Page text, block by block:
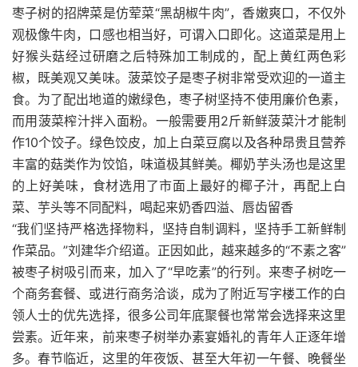
枣子树的招牌菜是仿荤菜“黑胡椒牛肉”，香嫩爽口，不仅外
观极像牛肉，口感也相当好，可谓入口即化。这道菜是用上
好猴头菇经过研磨之后特殊加工制成的，配上黄红两色彩
椒，既美观又美味。菠菜饺子是枣子树非常受欢迎的一道主
食。为了配出地道的嫩绿色，枣子树坚持不使用廉价色素，
而用菠菜榨汁拌入面粉。一般需要用2斤新鲜菠菜汁才能制
作10个饺子。绿色饺皮，加上白菜豆腐以及各种昂贵且营养
丰富的菇类作为饺馅，味道极其鲜美。椰奶芋头汤也是这里
的上好美味，食材选用了市面上最好的椰子汁，再配上白
菜、芋头等不同配料，喝起来奶香四溢、唇齿留香
“我们坚持严格选择物料，坚持自制调料，坚持手工新鲜制
作菜品。”刘建华介绍道。正因如此，越来越多的“不素之客”
被枣子树吸引而来，加入了“早吃素”的行列。来枣子树吃一
个商务套餐、或进行商务洽谈，成为了附近写字楼工作的白
领人士的优先选择，很多公司年底聚餐也常常会选择来这里
尝素。近年来，前来枣子树举办素宴婚礼的青年人正逐年增
多。春节临近，这里的年夜饭、甚至大年初一午餐、晚餐坐